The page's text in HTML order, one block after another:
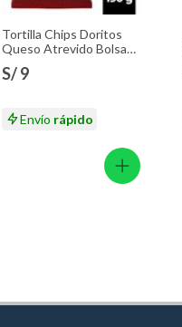
Tortilla Chips Doritos
Queso Atrevido Bolsa
S/ 9
Envío rápido